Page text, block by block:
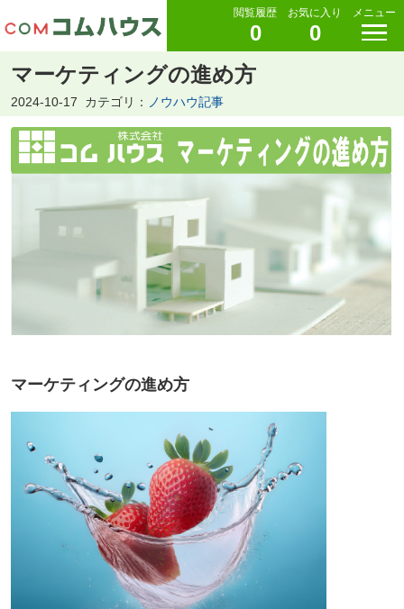
閲覧履歴
0
お気に入り
0
メニュー
マーケティングの進め方
2024-10-17 カテゴリ： ノウハウ記事
マーケティングの進め方